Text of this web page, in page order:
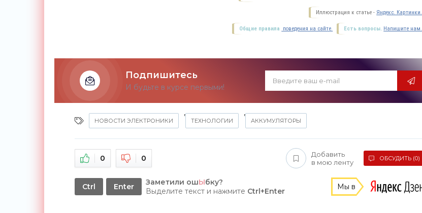
Иллюстрация к статье - Яндекс. Картинки.
Есть вопросы. Напишите нам.
Общие правила поведения на сайте.
Подпишитесь
И будьте в курсе первыми!
НОВОСТИ ЭЛЕКТРОНИКИ
,
ТЕХНОЛОГИИ
,
АККУМУЛЯТОРЫ
0 0
Добавить
в мою ленту
ОБСУДИТЬ (0)
Ctrl Enter Заметили ошЫбку?
Выделите текст и нажмите Ctrl+Enter Мы в